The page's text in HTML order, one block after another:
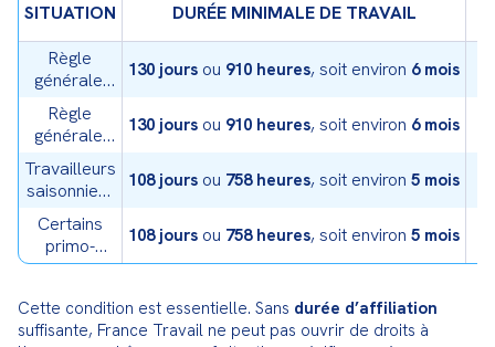
SITUATION DURÉE MINIMALE DE TRAVAIL
Règle
générale,
moins de
55 ans
130 jours ou 910 heures, soit environ 6 mois
Règle
générale,
55 ans et
plus
130 jours ou 910 heures, soit environ 6 mois
Travailleurs
saisonniers
concernés
108 jours ou 758 heures, soit environ 5 mois
Certains
primo-
entrants
1er avril
2026
108 jours ou 758 heures, soit environ 5 mois
Cette condition est essentielle. Sans durée d’affiliation
suffisante, France Travail ne peut pas ouvrir de droits à